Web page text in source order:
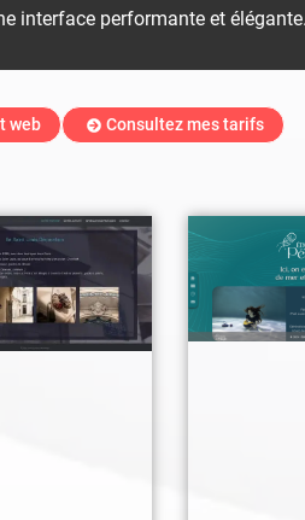
interface performante et
web Consultez mes tarifs